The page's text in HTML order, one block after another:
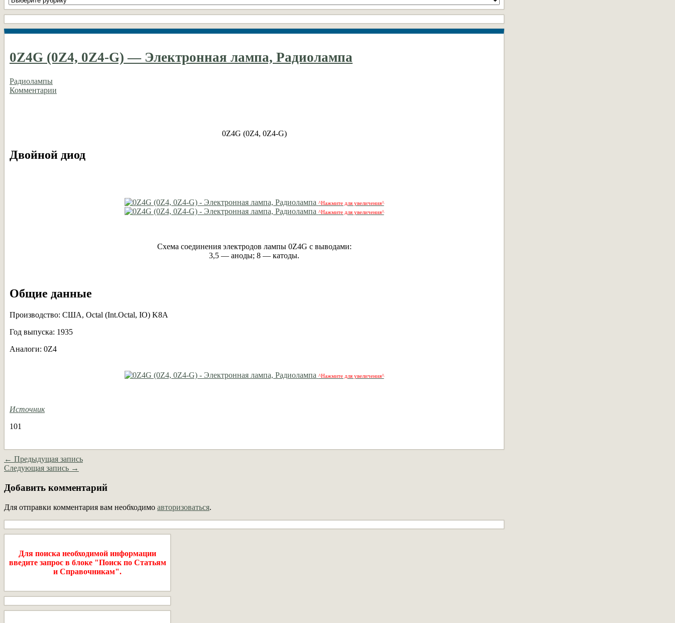
рубрики
DIY
0Z4G (0Z4, 0Z4-G) — Электронная лампа, Радиолампа
Радиолампы
Комментарии
0Z4G (0Z4, 0Z4-G)
Двойной диод
^Нажмите для увеличения^
^Нажмите для увеличения^
Схема соединения электродов лампы 0Z4G с выводами:
3,5 — аноды; 8 — катоды.
Общие данные
Производство: США, Octal (Int.Octal, IO) K8A
Год выпуска: 1935
Аналоги: 0Z4
^Нажмите для увеличения^
Источник
101
← Предыдущая запись
Следующая запись →
Добавить комментарий
Для отправки комментария вам необходимо авторизоваться.
Для поиска необходимой информации
введите запрос в блоке "Поиск по Статьям
и Справочникам".